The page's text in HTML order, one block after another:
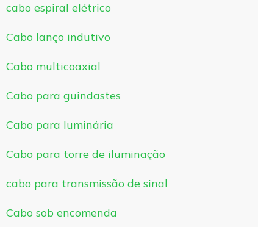
cabo espiral elétrico
Cabo lanço indutivo
Cabo multicoaxial
Cabo para guindastes
Cabo para luminária
Cabo para torre de iluminação
cabo para transmissão de sinal
Cabo sob encomenda